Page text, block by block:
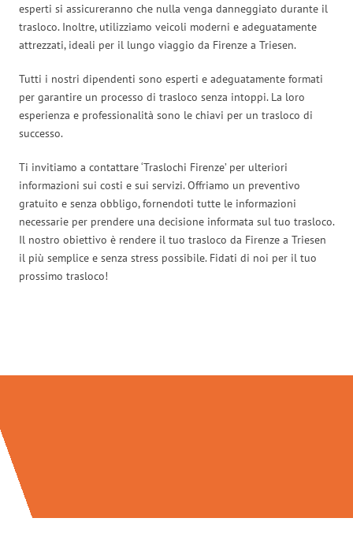
esperti si assicureranno che nulla venga danneggiato durante il
trasloco. Inoltre, utilizziamo veicoli moderni e adeguatamente
attrezzati, ideali per il lungo viaggio da Firenze a Triesen.
Tutti i nostri dipendenti sono esperti e adeguatamente formati
per garantire un processo di trasloco senza intoppi. La loro
esperienza e professionalità sono le chiavi per un trasloco di
successo.
Ti invitiamo a contattare ‘Traslochi Firenze’ per ulteriori
informazioni sui costi e sui servizi. Offriamo un preventivo
gratuito e senza obbligo, fornendoti tutte le informazioni
necessarie per prendere una decisione informata sul tuo trasloco.
Il nostro obiettivo è rendere il tuo trasloco da Firenze a Triesen
il più semplice e senza stress possibile. Fidati di noi per il tuo
prossimo trasloco!